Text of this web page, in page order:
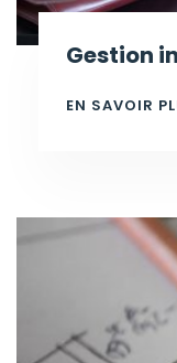
Gestion
EN SAVOIR